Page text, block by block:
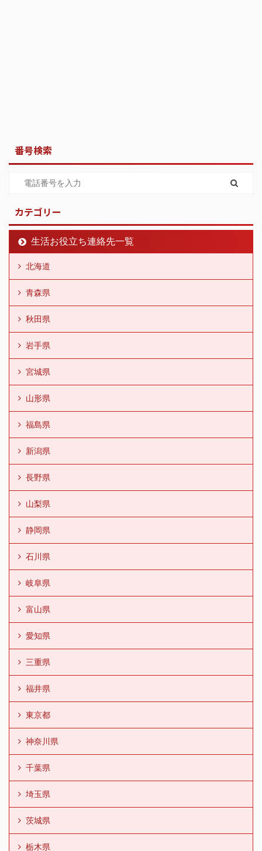
番号検索
カテゴリー
生活お役立ち連絡先一覧
北海道
青森県
秋田県
岩手県
宮城県
山形県
福島県
新潟県
長野県
山梨県
静岡県
石川県
岐阜県
富山県
愛知県
三重県
福井県
東京都
神奈川県
千葉県
埼玉県
茨城県
栃木県